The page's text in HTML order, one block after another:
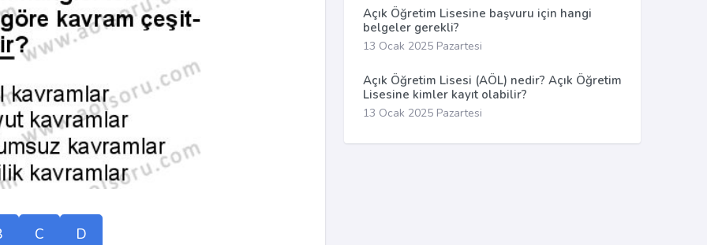
C D
Açık Öğretim Lisesine başvuru için hangi
belgeler gerekli?
13 Ocak 2025 Pazartesi
Açık Öğretim Lisesi (AÖL) nedir? Açık Öğretim
Lisesine kimler kayıt olabilir?
13 Ocak 2025 Pazartesi